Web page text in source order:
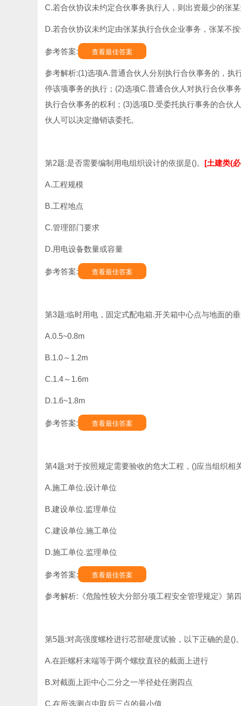
C.若合伙协议未约定合伙事务执行人，则出资最少的张
D.若合伙协议未约定由张某执行合伙企业事务，张某不
参考答案: 查看最佳答案
参考解析:(1)选项A.普通合伙人分别执行合伙事务的，
停该项事务的执行；(2)选项C.普通合伙人对执行合伙事
执行合伙事务的权利；(3)选项D.受委托执行事务的合伙
伙人可以决定撤销该委托。
第2题:是否需要编制用电组织设计的依据是()。 [土建类(
A.工程规模
B.工程地点
C.管理部门要求
D.用电设备数量或容量
参考答案: 查看最佳答案
第3题:临时用电，固定式配电箱.开关箱中心点与地面的垂
A.0.5~0.8m
B.1.0～1.2m
C.1.4～1.6m
D.1.6~1.8m
参考答案: 查看最佳答案
第4题:对于按照规定需要验收的危大工程，()应当组织相
A.施工单位.设计单位
B.建设单位.监理单位
C.建设单位.施工单位
D.施工单位.监理单位
参考答案: 查看最佳答案
参考解析:《危险性较大分部分项工程安全管理规定》第
第5题:对高强度螺栓进行芯部硬度试验，以下正确的是()。
A.在距螺杆末端等于两个螺纹直径的截面上进行
B.对截面上距中心二分之一半径处任测四点
C.在所选测点中取后三点的最小值